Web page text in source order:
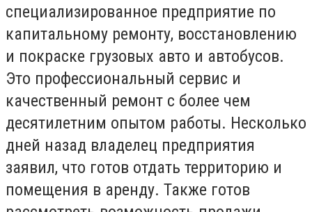
специализированное предприятие по
капитальному ремонту, восстановлению
и покраске грузовых авто и автобусов.
Это профессиональный сервис и
качественный ремонт с более чем
десятилетним опытом работы. Несколько
дней назад владелец предприятия
заявил, что готов отдать территорию и
помещения в аренду. Также готов